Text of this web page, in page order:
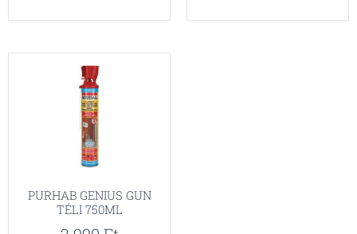
PURHAB GENIUS GUN
TÉLI 750ML